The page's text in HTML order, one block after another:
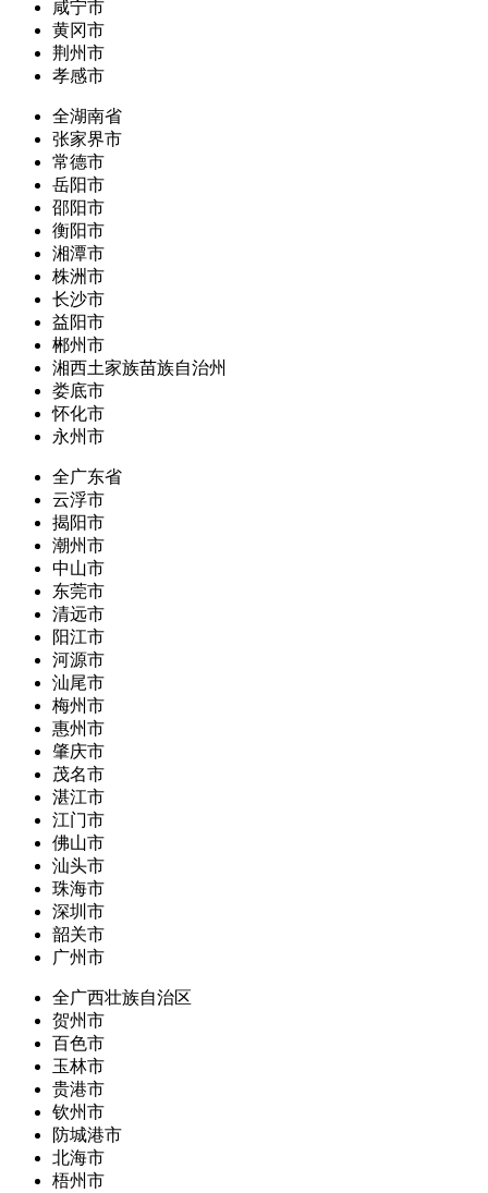
咸宁市
黄冈市
荆州市
孝感市
全湖南省
张家界市
常德市
岳阳市
邵阳市
衡阳市
湘潭市
株洲市
长沙市
益阳市
郴州市
湘西土家族苗族自治州
娄底市
怀化市
永州市
全广东省
云浮市
揭阳市
潮州市
中山市
东莞市
清远市
阳江市
河源市
汕尾市
梅州市
惠州市
肇庆市
茂名市
湛江市
江门市
佛山市
汕头市
珠海市
深圳市
韶关市
广州市
全广西壮族自治区
贺州市
百色市
玉林市
贵港市
钦州市
防城港市
北海市
梧州市